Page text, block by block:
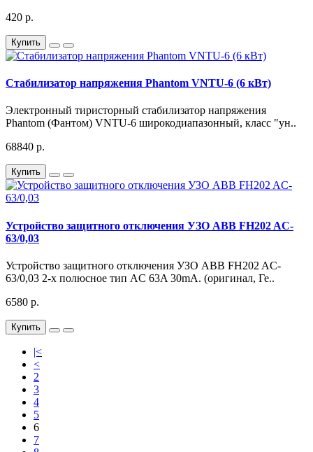
420 р.
Купить
Стабилизатор напряжения Phantom VNTU-6 (6 кВт)
Электронный тиристорный стабилизатор напряжения
Phantom (Фантом) VNTU-6 широкодиапазонный, класс "ун..
68840 р.
Купить
Устройство защитного отключения УЗО ABB FH202 AC-
63/0,03
Устройство защитного отключения УЗО ABB FH202 AC-
63/0,03 2-х полюсное тип AC 63A 30mA. (оригинал, Ге..
6580 р.
Купить
|<
<
2
3
4
5
6
7